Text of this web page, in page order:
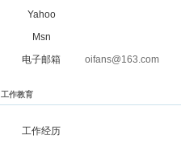
Yahoo
Msn
电子邮箱
oifans@163.com
工作教育
工作经历